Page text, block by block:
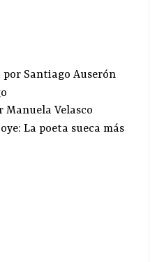
por Santiago Auserón
Velasco
La poeta sueca más